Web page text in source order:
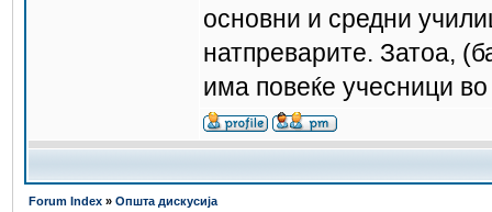
основни и средни
натпреварите. Затоа,
има повеќе учесници во
Forum Index » Општа дискусија